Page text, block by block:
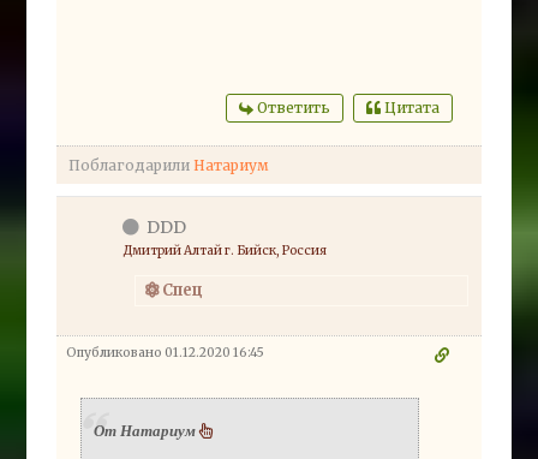
Ответить Цитата
ПоблагодарилиНатариум
DDD
Дмитрий Алтай г. Бийск, Россия
Спец
Опубликовано 01.12.2020 16:45
От Натариум